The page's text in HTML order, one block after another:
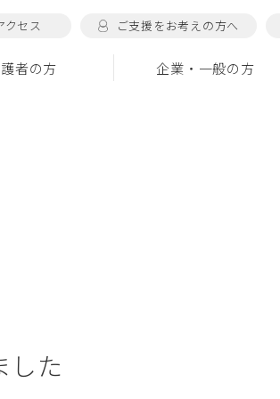
クセス ご支援をお考えの方へ
者の方
企業・一般の方
した